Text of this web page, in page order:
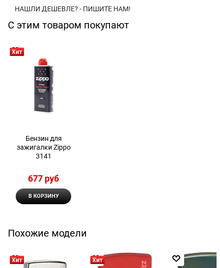
НАШЛИ ДЕШЕВЛЕ? - ПИШИТЕ НАМ!
С этим товаром покупают
Хит
Бензин для
зажигалки Zippo
3141
677 руб
В КОРЗИНУ
Похожие модели
Хит Хит